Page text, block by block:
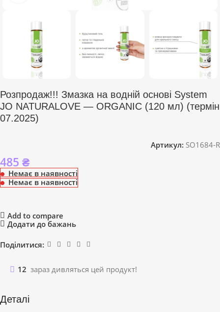
Розпродаж!!! Змазка на водній основі System
JO NATURALOVE — ORGANIC (120 мл) (термін
07.2025)
Артикул: SO1684-R
485 ₴
Немає в наявності
Немає в наявності
Add to compare
Додати до бажань
Поділитися:
12 зараз дивляться цей продукт!
Деталі